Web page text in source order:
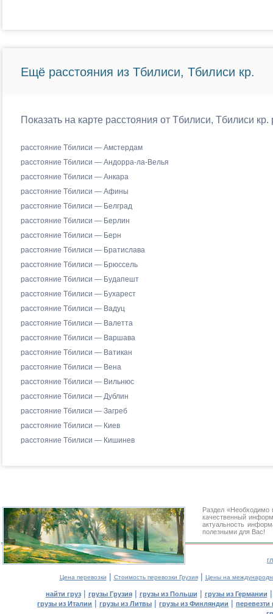
Ещё расстояния из Тбилиси, Тбилиси кр.
Показать на карте расстояния от Тбилиси, Тбилиси
расстояние Тбилиси — Амстердам
расстояние Тбилиси — Андорра-ла-Велья
расстояние Тбилиси — Анкара
расстояние Тбилиси — Афины
расстояние Тбилиси — Белград
расстояние Тбилиси — Берлин
расстояние Тбилиси — Берн
расстояние Тбилиси — Братислава
расстояние Тбилиси — Брюссель
расстояние Тбилиси — Будапешт
расстояние Тбилиси — Бухарест
расстояние Тбилиси — Вадуц
расстояние Тбилиси — Валетта
расстояние Тбилиси — Варшава
расстояние Тбилиси — Ватикан
расстояние Тбилиси — Вена
расстояние Тбилиси — Вильнюс
расстояние Тбилиси — Дублин
расстояние Тбилиси — Загреб
расстояние Тбилиси — Киев
расстояние Тбилиси — Кишинев
Раздел «Необходимо
качественный
актуальность
полезными для Вас!
Цена перевозки | Стоимость перевозки Грузия| Цены на
найти груз| грузы Грузия| грузы из Польши | грузы из Германии
грузы из Италии | грузы из Литвы | грузы из Финляндии | перевезти